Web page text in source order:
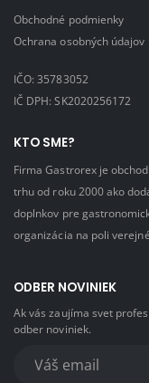
Obchodné podmienky
Ochrana osobných údajov
IČO: 35783052
IČ DPH: SK2020256172
KTO SME?
Firma Gastrorex je
trhu od roku 2000 ako
doplnkov pre
organizácia na poli
ODBER NOVINIEK
Ak vás zaujíma svet
odber noviniek.